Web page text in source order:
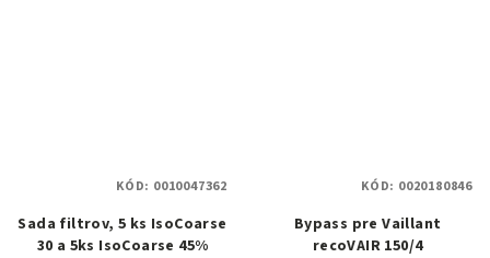
Sada filtrov, 5 ks IsoCoarse
30 a 5ks IsoCoarse 45%
KÓD: 0010047362
Bypass pre Vaillant
recoVAIR 150/4
KÓD: 0020180846